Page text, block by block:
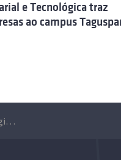
e Tecnológica traz
ao campus
Semana Empresarial e Tecnológica conecta estudantes do Técnico ao mercado de trabalho